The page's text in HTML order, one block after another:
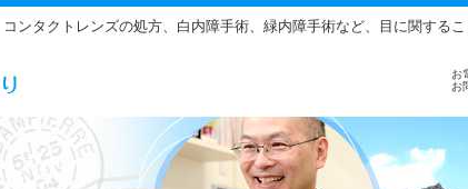
ンタクトレンズの処方、白内障手術、緑内障手術など、目に関するこ
お
お